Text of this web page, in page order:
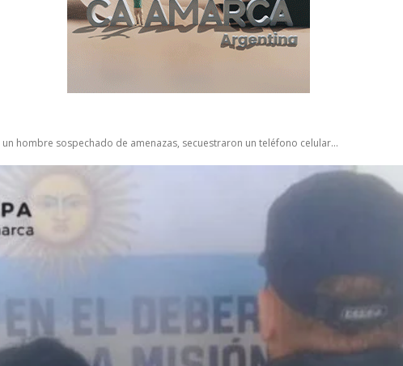
hombre sospechado de amenazas, secuestraron un teléfono celular...